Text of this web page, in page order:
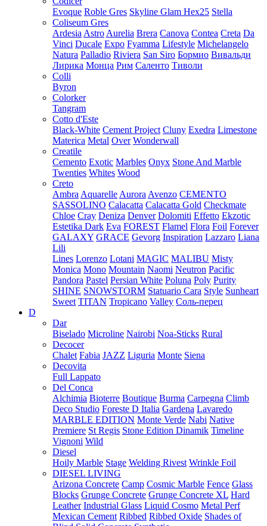
Evoque Roble Gres Skyline Glam Hex25 Stella
Coliseum Gres
Ardesia Astro Aurelia Brera Canova Contea Creta Da
Vinci Ducale Expo Fyamma Lifestyle Michelangelo
Natura Palladio Riviera San Siro Бормио Вивальди
Лирика Монца Рим Саленто Тиволи
Colli
Byron
Colorker
Tangram
Cotto d'Este
Black-White Cement Project Cluny Exedra Limestone
Materica Metal Over Wonderwall
Creatile
Cemento Exotic Marbles Onyx Stone And Marble
Twenties Whites Wood
Creto
Ambra Aquarelle Aurora Avenzo CEMENTO
SASSOLINO Calacatta Calacatta Gold Checkmate
Chloe Cray Deniza Denver Dolomiti Effetto Ekzotic
Estetika Dark Eva FOREST Flamel Flora Foil Forever
GALAXY GRACE Gevorg Inspiration Lazzaro Liana
Lili
Lines Lorenzo Lotani MAGIC MALIBU Misty
Monica Mono Mountain Naomi Neutron Pacific
Pandora Pastel Persian White Poluna Poly Purity
SHINE SNOWSTORM Statuario Cara Style Sunheart
Sweet TITAN Tropicano Valley Соль-перец
D
Dar
Biselado Microline Nairobi Noa-Sticks Rural
Decocer
Chalet Fabia JAZZ Liguria Monte Siena
Decovita
Full Lappato
Del Conca
Alchimia Bioterre Boutique Burma Carpegna Climb
Deco Studio Foreste D Italia Gardena Lavaredo
MARBLE EDITION Monte Verde Nabi Native
Premiere St Regis Stone Edition Dinamik Timeline
Vignoni Wild
Diesel
Hoily Marble Stage Welding Rivest Wrinkle Foil
DIESEL LIVING
Arizona Concrete Camp Cosmic Marble Fence Glass
Blocks Grunge Concrete Grunge Concrete XL Hard
Leather Industrial Glass Liquid Cosmo Metal Perf
Mexican Cement Ribbed Ribbed Oxide Shades of